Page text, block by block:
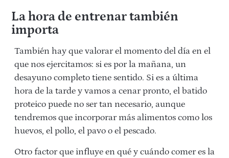
La hora de entrenar también
importa
También hay que valorar el momento del día en el
que nos ejercitamos: si es por la mañana, un
desayuno completo tiene sentido. Si es a última
hora de la tarde y vamos a cenar pronto, el batido
proteico puede no ser tan necesario, aunque
tendremos que incorporar más alimentos como los
huevos, el pollo, el pavo o el pescado.
Otro factor que influye en qué y cuándo comer es la